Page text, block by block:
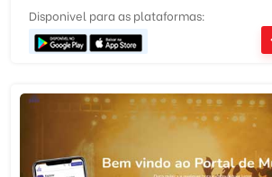
Disponivel para as plataformas: